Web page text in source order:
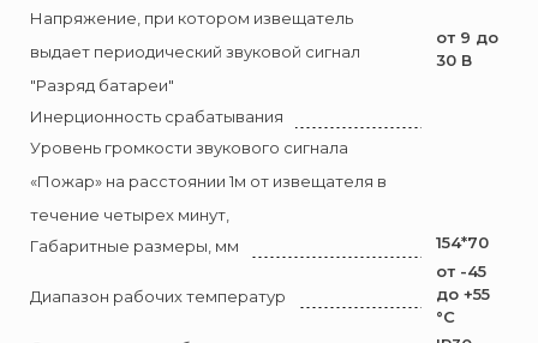
Диапазон+
Ермак
ЕСО
ИВС-Сигналспецавтоматика
ИНЕЙ
Квазар
Коруфайер
Напряжение, при котором извещатель
выдает периодический звуковой сигнал
"Разряд батареи"
от 9 до
30 В
Инерционность срабатывания
Уровень громкости звукового сигнала
«Пожар» на расстоянии 1м от извещателя в
течение четырех минут,
Габаритные размеры, мм
154*70
Диапазон рабочих температур
от -45
до +55
°С